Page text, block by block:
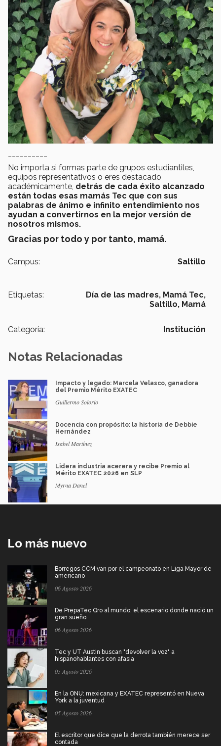
No importa si formas parte de grupos estudiantiles,
equipos representativos o eres destacado
académicamente, detrás de cada éxito alcanzado
están todas esas mamás Tec que con sus
palabras de ánimo e infinito entendimiento nos
ayudan a convertirnos en la mejor versión de
nosotros mismos.
Gracias por todo y por tanto, mamá.
Campus: Saltillo
Etiquetas: Día de las madres, Mamá Tec,
Saltillo, Mamá
Categoría: Institución
Notas Relacionadas
Impacto y legado: Marcela Velasco, ganadora
del Premio Mérito EXATEC
Guillermo Solorio
Docencia con propósito: la historia de Debbie
Hernández
Isabel Martínez
Lidera industria acerera y recibe Premio al
Mérito EXATEC 2026 en SLP
Myrna Danel
Lo más nuevo
Borregos CCM van por el campeonato en Liga Mayor de
americano
06 Agosto 2026
De PrepaTec Qro al mundo: el escenario donde nació un
gran sueño
06 Agosto 2026
Tec y UT Austin buscan "devolver la voz" a
hispanohablantes con afasia
05 Agosto 2026
En la ONU: mexicana y EXATEC representó en Nueva
York a la juventud
05 Agosto 2026
El escritor que dice que la derrota también merece ser
contada